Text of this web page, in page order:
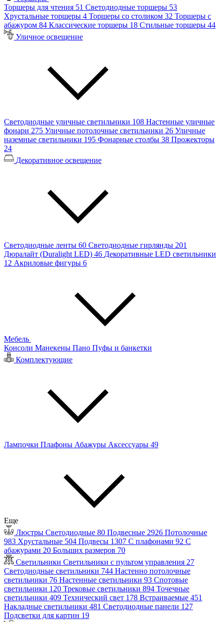
Торшеры для чтения 51 Светодиодные торшеры 53
Хрустальные торшеры 4 Торшеры со столиком 32 Торшеры с
абажуром 84 Классические торшеры 18 Стильные торшеры 44
Уличное освещение
Светодиодные уличные светильники 108 Настенные уличные
фонари 275 Уличные потолочные светильники 26 Уличные
наземные светильники 195 Фонарные столбы 38 Прожекторы
24
Декоративное освещение
Светодиодные ленты 60 Светодиодные гирлянды 201
Дюралайт (Duralight LED) 46 Декоративные LED светильники
12 Акриловые фигуры 6
Мебель
Консоли Манекены Пано Пуфы и банкетки
Комплектующие
Лампочки Плафоны Абажуры Аксессуары 49
Еще
Люстры Светодиодные 80 Подвесные 2926 Потолочные
983 Хрустальные 504 Подвесы 1307 С плафонами 92 С
абажурами 20 Больших размеров 70
Светильники Светильники с пультом управления 27
Светодиодные светильники 744 Настенно потолочные
светильники 76 Настенные светильники 93 Спотовые
светильники 120 Трековые светильники 894 Точечные
светильники 409 Технический свет 178 Встраиваемые 451
Накладные светильники 481 Светодиодные панели 127
Подсветки для картин 19